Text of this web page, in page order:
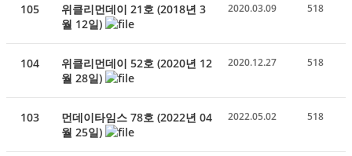
105
위클리먼데이 21호 (2018년 3
월 12일)
2020.03.09 518
104
위클리먼데이 52호 (2020년 12
월 28일)
2020.12.27 518
103
먼데이타임스 78호 (2022년 04
월 25일)
2022.05.02 518